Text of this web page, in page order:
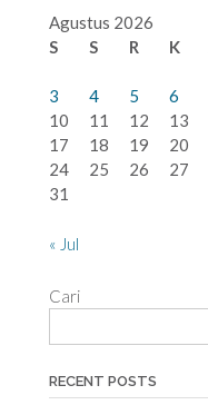
Agustus 2026
S
S R K
3
4 5 6
10
11 12 13
17
18 19 20
24
25 26 27
31
« Jul
Cari
RECENT POSTS